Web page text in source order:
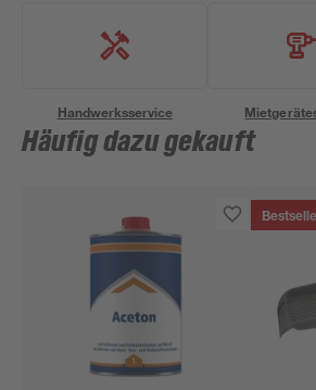
Handwerksservice
Häufig dazu gekauft